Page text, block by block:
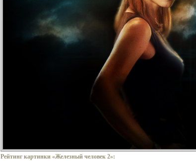
Рейтинг картинки «Железный человек 2»: